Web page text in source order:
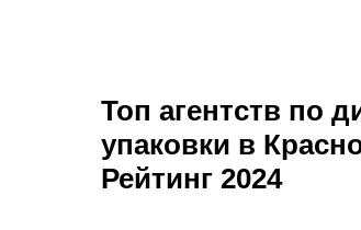
Топ агентств по
упаковки в
Рейтинг 2024